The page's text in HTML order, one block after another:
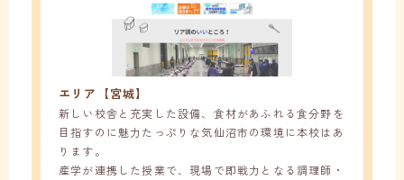
エリア【宮城】
新しい校舎と充実した設備、食材があふれる食分野を
目指すのに魅力たっぷりな気仙沼市の環境に本校はあ
ります。
産学が連携した授業で、現場で即戦力となる調理師・